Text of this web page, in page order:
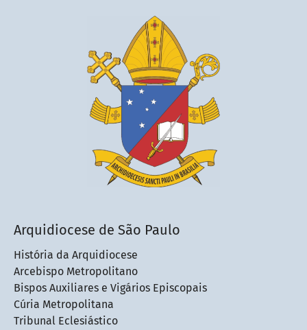
Arquidiocese de São Paulo
História da Arquidiocese
Arcebispo Metropolitano
Bispos Auxiliares e Vigários Episcopais
Cúria Metropolitana
Tribunal Eclesiástico